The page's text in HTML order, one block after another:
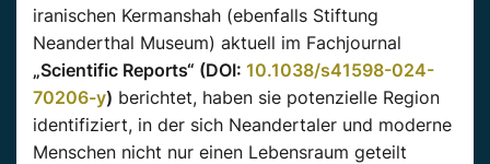
iranischen Kermanshah (ebenfalls Stiftung
Neanderthal Museum) aktuell im Fachjournal
„Scientific Reports“ (DOI: 10.1038/s41598-024-
70206-y) berichtet, haben sie potenzielle Region
identifiziert, in der sich Neandertaler und moderne
Menschen nicht nur einen Lebensraum geteilt